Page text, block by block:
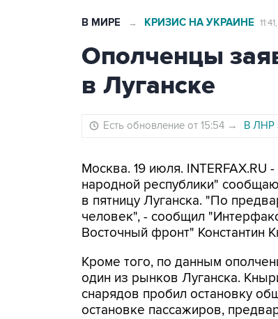
В МИРЕ → КРИЗИС НА УКРАИНЕ
Ополченцы
в Луганске
Есть обновление от 15:54 → В ЛНР
Москва. 19 июля.
народной республики"
в пятницу Луганска. "По
человек", - сообщил
Восточный фронт" Константин
Кроме того, по данным
один из рынков Луганска.
снарядов пробил остановку
остановке пассажиров,